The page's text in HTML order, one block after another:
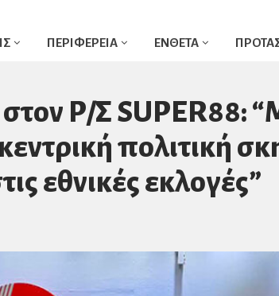
ΠΕΡΙΦΕΡΕΙΑ ΕΝΘΕΤΑ
Ρ/Σ SUPER88:
πολιτική
εθνικές εκλογές”